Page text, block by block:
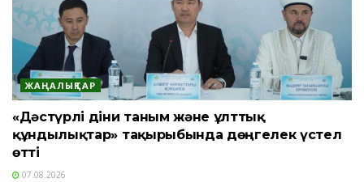
ЖАҢАЛЫҚТАР
«Дәстүрлі діни таным және ұлттық
құндылықтар» тақырыбында дөңгелек үстел
өтті
07.08.2026